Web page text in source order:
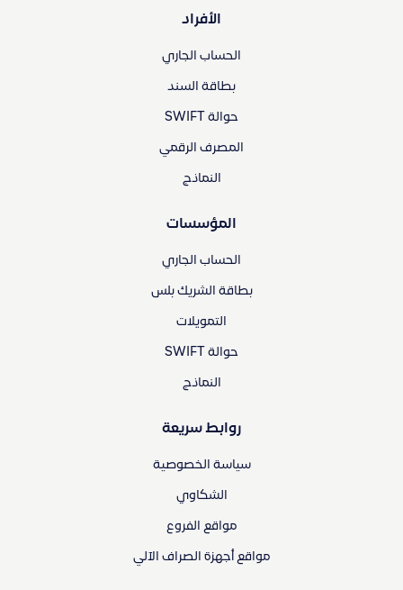
الأفراد
الحساب الجاري
بطاقة السند
حوالة SWIFT
المصرف الرقمي
النماذج
المؤسسات
الحساب الجاري
بطاقة الشريك بلس
التمويلات
حوالة SWIFT
النماذج
روابط سريعة
سياسة الخصوصية
الشكاوي
مواقع الفروع
مواقع أجهزة الصراف الآلي